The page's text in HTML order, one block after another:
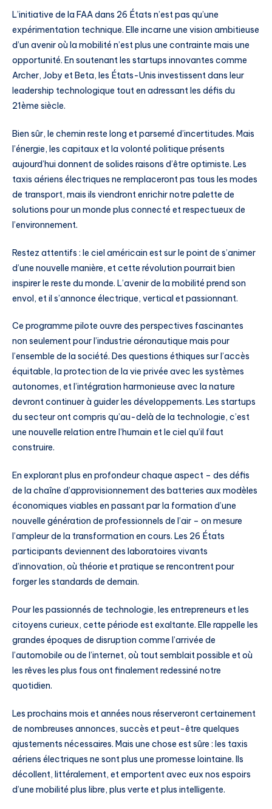
L’initiative de la FAA dans 26 États n’est pas qu’une
expérimentation technique. Elle incarne une vision ambitieuse
d’un avenir où la mobilité n’est plus une contrainte mais une
opportunité. En soutenant les startups innovantes comme
Archer, Joby et Beta, les États-Unis investissent dans leur
leadership technologique tout en adressant les défis du
21ème siècle.
Bien sûr, le chemin reste long et parsemé d’incertitudes. Mais
l’énergie, les capitaux et la volonté politique présents
aujourd’hui donnent de solides raisons d’être optimiste. Les
taxis aériens électriques ne remplaceront pas tous les modes
de transport, mais ils viendront enrichir notre palette de
solutions pour un monde plus connecté et respectueux de
l’environnement.
Restez attentifs : le ciel américain est sur le point de s’animer
d’une nouvelle manière, et cette révolution pourrait bien
inspirer le reste du monde. L’avenir de la mobilité prend son
envol, et il s’annonce électrique, vertical et passionnant.
Ce programme pilote ouvre des perspectives fascinantes
non seulement pour l’industrie aéronautique mais pour
l’ensemble de la société. Des questions éthiques sur l’accès
équitable, la protection de la vie privée avec les systèmes
autonomes, et l’intégration harmonieuse avec la nature
devront continuer à guider les développements. Les startups
du secteur ont compris qu’au-delà de la technologie, c’est
une nouvelle relation entre l’humain et le ciel qu’il faut
construire.
En explorant plus en profondeur chaque aspect – des défis
de la chaîne d’approvisionnement des batteries aux modèles
économiques viables en passant par la formation d’une
nouvelle génération de professionnels de l’air – on mesure
l’ampleur de la transformation en cours. Les 26 États
participants deviennent des laboratoires vivants
d’innovation, où théorie et pratique se rencontrent pour
forger les standards de demain.
Pour les passionnés de technologie, les entrepreneurs et les
citoyens curieux, cette période est exaltante. Elle rappelle les
grandes époques de disruption comme l’arrivée de
l’automobile ou de l’internet, où tout semblait possible et où
les rêves les plus fous ont finalement redessiné notre
quotidien.
Les prochains mois et années nous réserveront certainement
de nombreuses annonces, succès et peut-être quelques
ajustements nécessaires. Mais une chose est sûre : les taxis
aériens électriques ne sont plus une promesse lointaine. Ils
décollent, littéralement, et emportent avec eux nos espoirs
d’une mobilité plus libre, plus verte et plus intelligente.